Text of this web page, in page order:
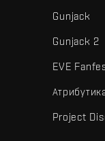
Gunjack
Gunjack 2
EVE
Project